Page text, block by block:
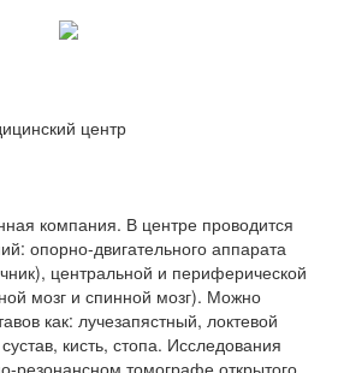
центр
компания. В центре проводится
опорно-двигательного аппарата
центральной и периферической
мозг и спинной мозг). Можно
как: лучезапястный, локтевой
кисть, стопа. Исследования
резонансном томографе открытого